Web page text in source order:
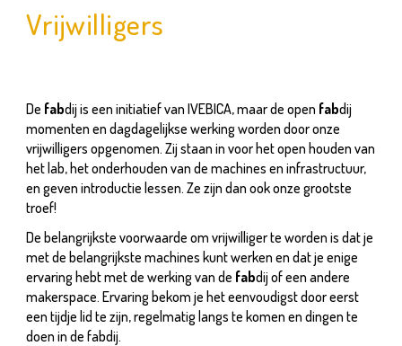
Vrijwilligers
De fabdij is een initiatief van IVEBICA, maar de open fabdij
momenten en dagdagelijkse werking worden door onze
vrijwilligers opgenomen. Zij staan in voor het open houden van
het lab, het onderhouden van de machines en infrastructuur,
en geven introductie lessen. Ze zijn dan ook onze grootste
troef!
De belangrijkste voorwaarde om vrijwilliger te worden is dat je
met de belangrijkste machines kunt werken en dat je enige
ervaring hebt met de werking van de fabdij of een andere
makerspace. Ervaring bekom je het eenvoudigst door eerst
een tijdje lid te zijn, regelmatig langs te komen en dingen te
doen in defabdij.